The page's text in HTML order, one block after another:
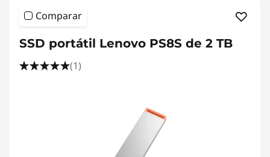
Comparar
SSD portátil Lenovo PS8S de 2 TB
(1)